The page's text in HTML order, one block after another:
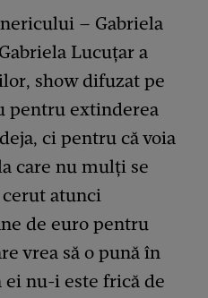
– Gabriela
Lucuțar a
show difuzat pe
pentru extinderea
ci pentru că voia
care nu mulți se
cerut atunci
de euro pentru
vrea să o pună în
ei nu-i este frică de